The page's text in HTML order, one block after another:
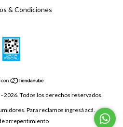
& Condiciones
2026. Todos los derechos reservados.
Para reclamos ingresá acá.
arrepentimiento